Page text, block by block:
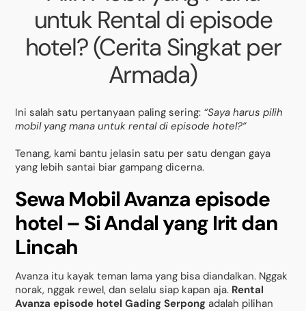
untuk Rental di episode
hotel? (Cerita Singkat per
Armada)
Ini salah satu pertanyaan paling sering: “Saya harus pilih
mobil yang mana untuk rental di episode hotel?”
Tenang, kami bantu jelasin satu per satu dengan gaya
yang lebih santai biar gampang dicerna.
Sewa Mobil Avanza episode
hotel – Si Andal yang Irit dan
Lincah
Avanza itu kayak teman lama yang bisa diandalkan. Nggak
norak, nggak rewel, dan selalu siap kapan aja. Rental
Avanza episode hotel Gading Serpong adalah pilihan